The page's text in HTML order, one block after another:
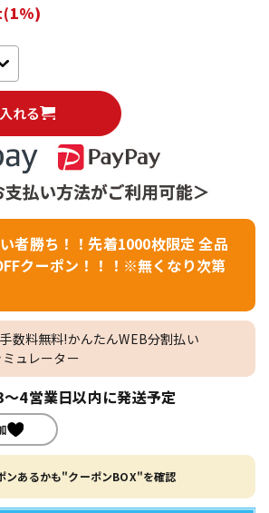
れる
者勝ち！！先着1000枚限定 全品
クーポン！！！※無くなり次第
数料無料!かんたんWEB分割払い
ミュレーター
4営業日以内に発送予定
ンあるかも"クーポンBOX"を確認